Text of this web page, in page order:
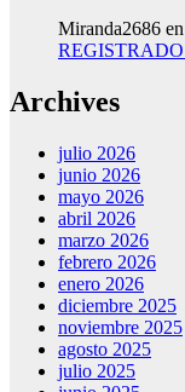
Miranda2686 en
Archives
julio 2026
junio 2026
mayo 2026
abril 2026
marzo 2026
febrero 2026
enero 2026
diciembre 2025
noviembre 2025
agosto 2025
julio 2025